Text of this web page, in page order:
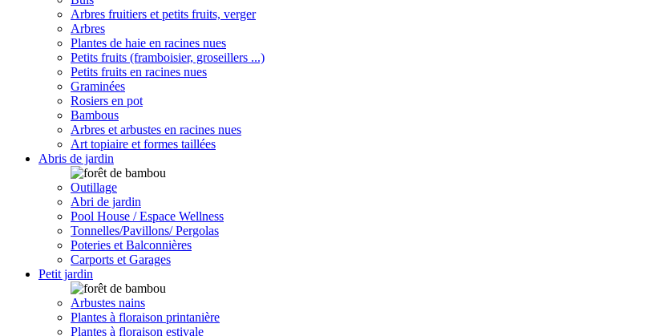
Arbres fruitiers et petits fruits, verger
Arbres
Plantes de haie en racines nues
Petits fruits (framboisier, groseillers ...)
Petits fruits en racines nues
Graminées
Rosiers en pot
Bambous
Arbres et arbustes en racines nues
Art topiaire et formes taillées
Abris de jardin
Outillage
Abri de jardin
Pool House / Espace Wellness
Tonnelles/Pavillons/ Pergolas
Poteries et Balconnières
Carports et Garages
Petit jardin
Arbustes nains
Plantes à floraison printanière
Plantes à floraison estivale